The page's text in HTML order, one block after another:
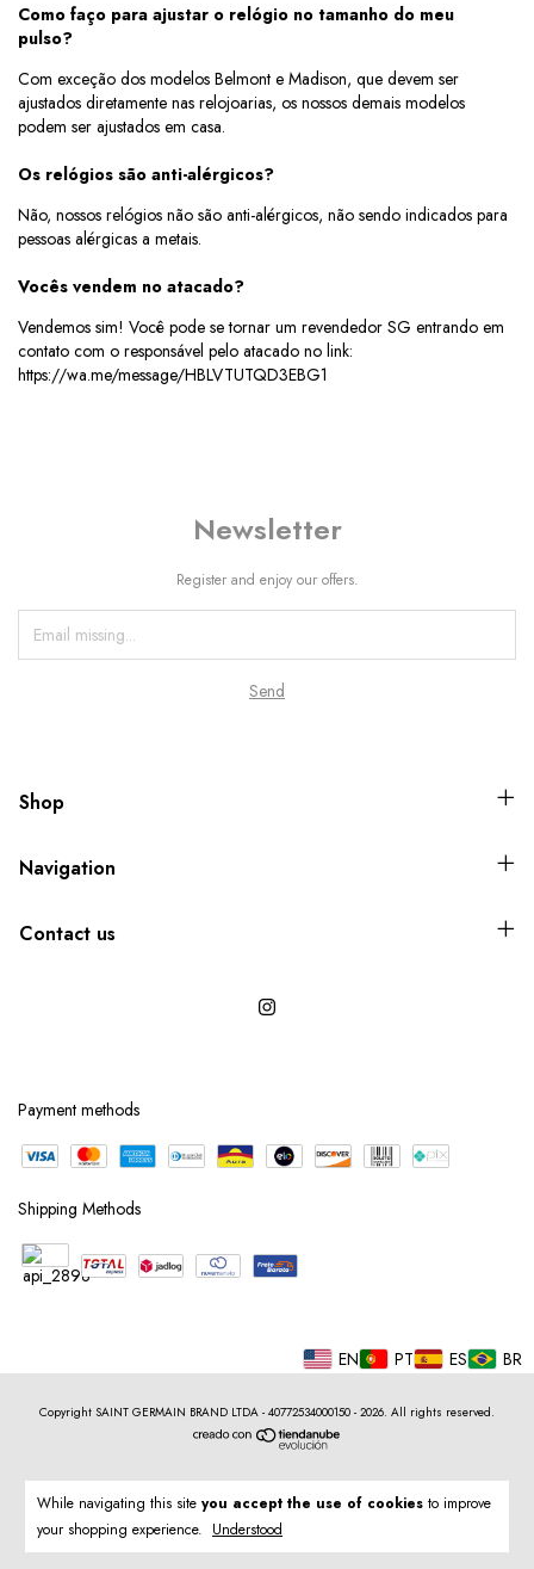
While navigating this site you accept the use of cookies to improve
your shopping experience. Understood
Como faço para ajustar o relógio no tamanho do meu
pulso?
Com exceção dos modelos Belmont e Madison, que devem ser
ajustados diretamente nas relojoarias, os nossos demais modelos
podem ser ajustados em casa.
Os relógios são anti-alérgicos?
Não, nossos relógios não são anti-alérgicos, não sendo indicados para
pessoas alérgicas a metais.
Vocês vendem no atacado?
Vendemos sim! Você pode se tornar um revendedor SG entrando em
contato com o responsável pelo atacado no link:
https://wa.me/message/HBLVTUTQD3EBG1
Newsletter
Register and enjoy our offers.
Shop
Navigation
Contact us
Payment methods
Shipping Methods
EN PT ES BR
Copyright SAINT GERMAIN BRAND LTDA - 40772534000150 - 2026. All rights reserved.